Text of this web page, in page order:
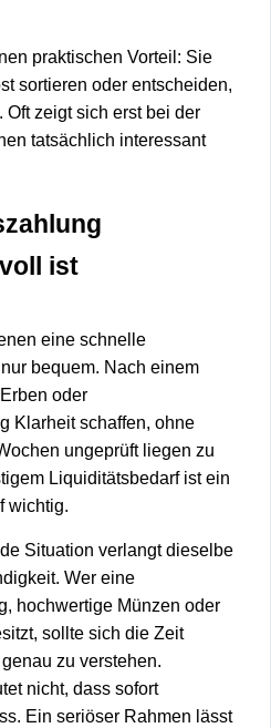
praktischen Vorteil: Sie
sortieren oder entscheiden,
zeigt sich erst bei der
tatsächlich interessant
ist
eine schnelle
bequem. Nach einem
oder
Klarheit schaffen, ohne
ungeprüft liegen zu
Liquiditätsbedarf ist ein
wichtig.
Situation verlangt dieselbe
Wer eine
hochwertige Münzen oder
sollte sich die Zeit
zu verstehen.
nicht, dass sofort
Ein seriöser Rahmen lässt